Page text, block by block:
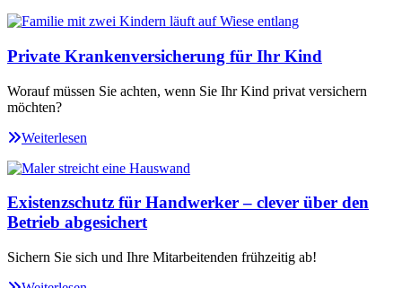
Private Krankenversicherung für Ihr Kind
Worauf müssen Sie achten, wenn Sie Ihr Kind privat versichern
möchten?
Weiterlesen
Existenzschutz für Handwerker – clever über den
Betrieb abgesichert
Sichern Sie sich und Ihre Mitarbeitenden frühzeitig ab!